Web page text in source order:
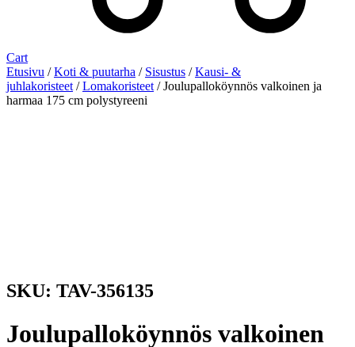
Cart
Etusivu /Koti & puutarha / Sisustus /Kausi- &
juhlakoristeet /Lomakoristeet / Joulupalloköynnös valkoinen ja
harmaa 175 cm polystyreeni
SKU: TAV-356135
Joulupalloköynnös valkoinen